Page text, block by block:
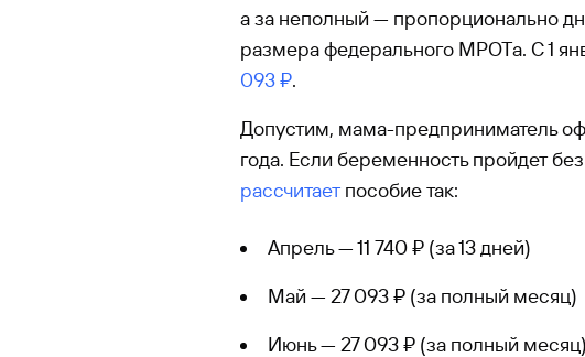
а за неполный — пропорционально
размера федерального МРОТа. С 1
093 ₽.
Допустим, мама-предприниматель
года. Если беременность пройдет
рассчитает пособие так:
Апрель — 11 740 ₽ (за 13 дней)
Май — 27 093 ₽ (за полный месяц)
Июнь — 27 093 ₽ (за полный месяц)